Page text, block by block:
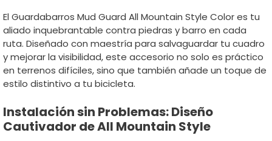
El Guardabarros Mud Guard All Mountain Style Color es tu
aliado inquebrantable contra piedras y barro en cada
ruta. Diseñado con maestría para salvaguardar tu cuadro
y mejorar la visibilidad, este accesorio no solo es práctico
en terrenos difíciles, sino que también añade un toque de
estilo distintivo a tu bicicleta.
Instalación sin Problemas: Diseño
Cautivador de All Mountain Style